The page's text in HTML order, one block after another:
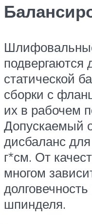
подвергаются
статической
сборки с
их в рабочем
Допускаемый
дисбаланс
г*см. От
многом
шпинделя.